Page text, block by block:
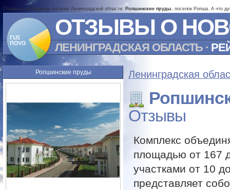
Отзывы о коттеджном посёлке Ленинградской области: Ропшинские пруды, поселок Ропша. А что
ОТЗЫВЫ О
ЛЕНИНГРАДСКАЯ ОБЛАСТЬ ·
Ропшинские пруды Ленинградская
Отзывы
Комплекс
площадью от 167
участками от 10
представляет